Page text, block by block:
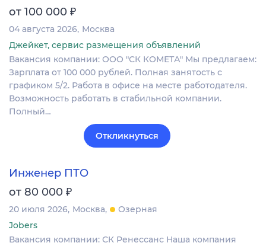
от 100 000 ₽
04 августа 2026 Москва
Джейкет, сервис размещения объявлений
Вакансия компании: ООО "СК КОМЕТА" Мы предлагаем:
Зарплата от 100 000 рублей. Полная занятость с
графиком 5/2. Работа в офисе на месте работодателя.
Возможность работать в стабильной компании.
Полный…
Откликнуться
Инженер ПТО
от 80 000 ₽
20 июля 2026 Москва
Озерная
Jobers
Вакансия компании: СК Ренессанс Наша компания